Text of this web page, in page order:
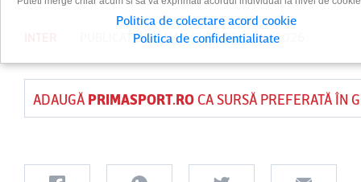
PUBLICAT DEDAIAN CUTUPE 6 IUN 2026
ADAUGĂ PRIMASPORT.ROCA SURSĂ PREFERATĂ ÎN
Politica de colectare acord cookie
Politica de confidentialitate